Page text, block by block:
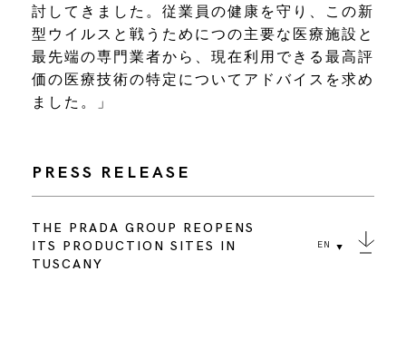
討してきました。従業員の健康を守り、この新
型ウイルスと戦うためにつの主要な医療施設と
最先端の専門業者から、現在利用できる最高評
価の医療技術の特定についてアドバイスを求め
ました。」
PRESS RELEASE
THE PRADA GROUP REOPENS
ITS PRODUCTION SITES IN
TUSCANY
EN